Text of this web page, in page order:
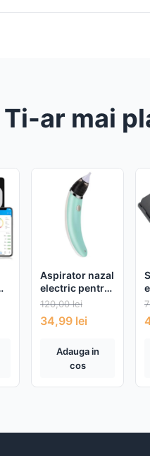
Ti-ar mai
Aspirator nazal
electric pentru
bebelusi
120,00lei
34,99 lei
Adauga in
cos